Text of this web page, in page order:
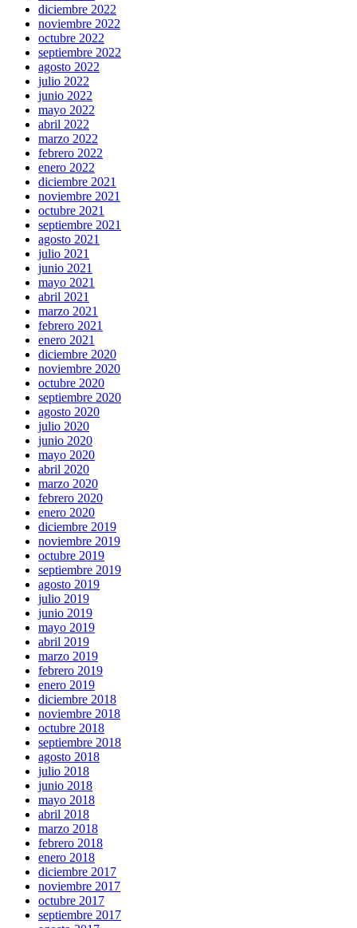
diciembre 2022
noviembre 2022
octubre 2022
septiembre 2022
agosto 2022
julio 2022
junio 2022
mayo 2022
abril 2022
marzo 2022
febrero 2022
enero 2022
diciembre 2021
noviembre 2021
octubre 2021
septiembre 2021
agosto 2021
julio 2021
junio 2021
mayo 2021
abril 2021
marzo 2021
febrero 2021
enero 2021
diciembre 2020
noviembre 2020
octubre 2020
septiembre 2020
agosto 2020
julio 2020
junio 2020
mayo 2020
abril 2020
marzo 2020
febrero 2020
enero 2020
diciembre 2019
noviembre 2019
octubre 2019
septiembre 2019
agosto 2019
julio 2019
junio 2019
mayo 2019
abril 2019
marzo 2019
febrero 2019
enero 2019
diciembre 2018
noviembre 2018
octubre 2018
septiembre 2018
agosto 2018
julio 2018
junio 2018
mayo 2018
abril 2018
marzo 2018
febrero 2018
enero 2018
diciembre 2017
noviembre 2017
octubre 2017
septiembre 2017